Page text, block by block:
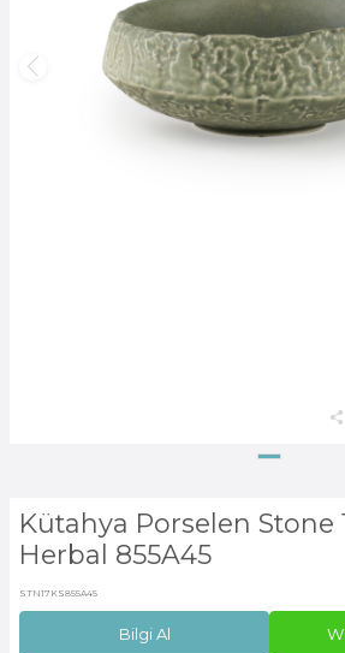
Kütahya Porselen Stone
Herbal 855A45
STN17KS855A45
Bilgi Al